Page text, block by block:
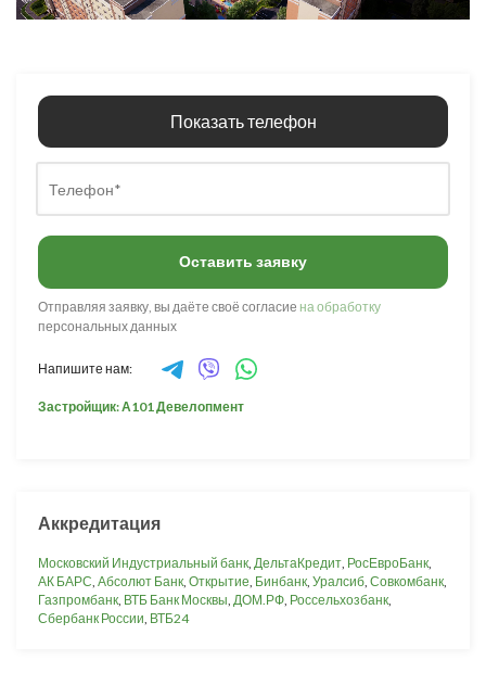
Показать телефон
Оставить заявку
Отправляя заявку, вы даёте своё согласие на обработку
персональных данных
Напишите нам:
Застройщик: А101 Девелопмент
Аккредитация
Московский Индустриальный банк, ДельтаКредит, РосЕвроБанк,
АК БАРС, Абсолют Банк, Открытие, Бинбанк, Уралсиб, Совкомбанк,
Газпромбанк, ВТБ Банк Москвы, ДОМ.РФ, Россельхозбанк,
Сбербанк России, ВТБ24